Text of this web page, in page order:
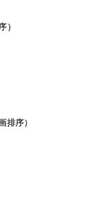
）
排序）